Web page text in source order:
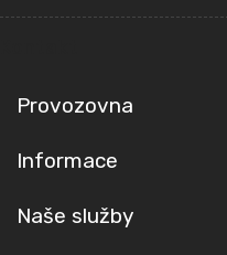
a
Provozovna
Informace
Naše služby